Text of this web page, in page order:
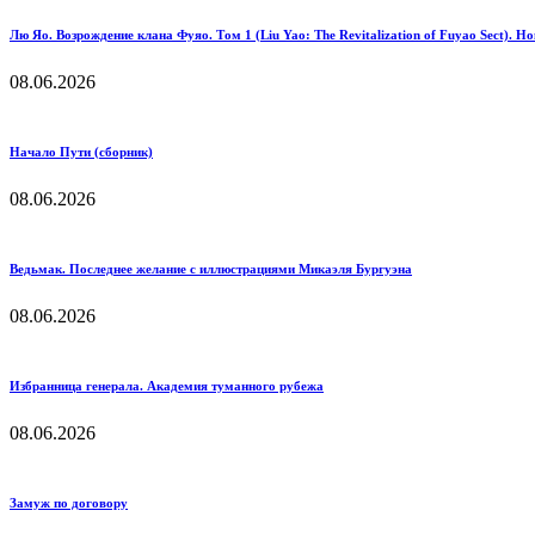
Лю Яо. Возрождение клана Фуяо. Том 1 (Liu Yao: The Revitalization of Fuyao Sect).
08.06.2026
Начало Пути (сборник)
08.06.2026
Ведьмак. Последнее желание с иллюстрациями Микаэля Бургуэна
08.06.2026
Избранница генерала. Академия туманного рубежа
08.06.2026
Замуж по договору